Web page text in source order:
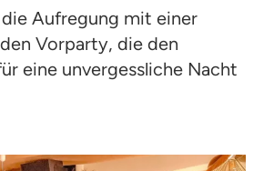
die Aufregung mit einer
Vorparty, die den
eine unvergessliche Nacht